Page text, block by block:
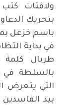
ولافتات
بتحريك
باسم خزعل
في بداية
طربال
بالسلطة في
التي يتعرض
بيد